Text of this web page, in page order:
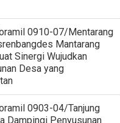
0910-07/Mentarang
Mantarang
Sinergi Wujudkan
Desa yang
0903-04/Tanjung
Dampingi Penyusunan